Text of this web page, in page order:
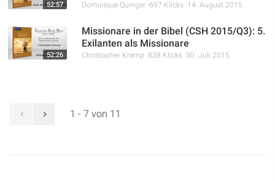
52:57 Dominique Quinger 697 Klicks 14. August 2015
52:26
Missionare in der Bibel (CSH 2015/Q3): 5.
Exilanten als Missionare
Christopher Kramp 838 Klicks 30. Juli 2015
1 - 7 von 11